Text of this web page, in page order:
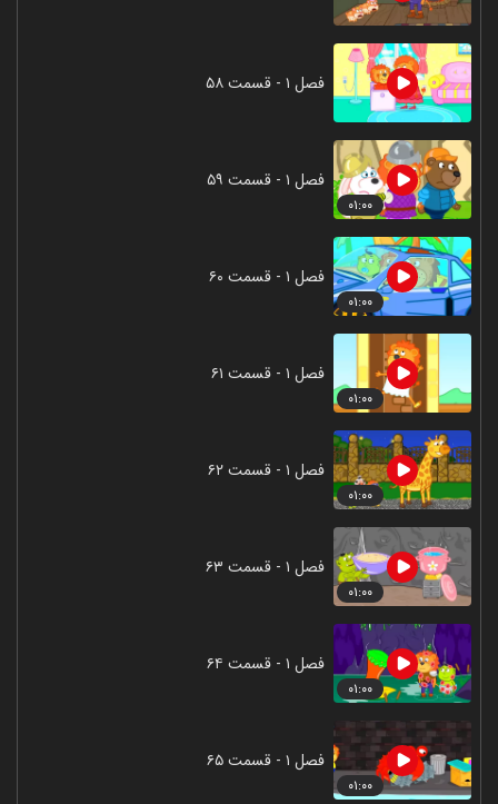
فصل ۱ - قسمت ۵۸
۰۱:۰۰
فصل ۱ - قسمت ۵۹
۰۱:۰۰
فصل ۱ - قسمت ۶۰
۰۱:۰۰
فصل ۱ - قسمت ۶۱
۰۱:۰۰
فصل ۱ - قسمت ۶۲
۰۱:۰۰
فصل ۱ - قسمت ۶۳
۰۱:۰۰
فصل ۱ - قسمت ۶۴
۰۱:۰۰
فصل ۱ - قسمت ۶۵